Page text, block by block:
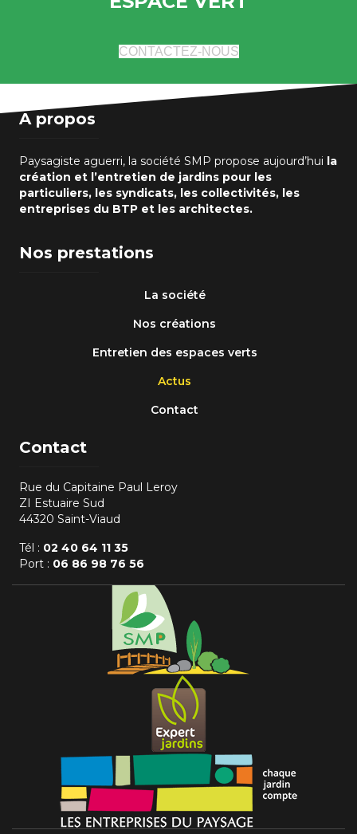
CONTACTEZ-NOUS
A propos
Paysagiste aguerri, la société SMP propose aujourd’hui la
création et l’entretien de jardins pour les
particuliers, les syndicats, les collectivités, les
entreprises du BTP et les architectes.
Nos prestations
La société
Nos créations
Entretien des espaces verts
Actus
Contact
Contact
Rue du Capitaine Paul Leroy
ZI Estuaire Sud
44320 Saint-Viaud
Tél : 02 40 64 11 35
Port : 06 86 98 76 56